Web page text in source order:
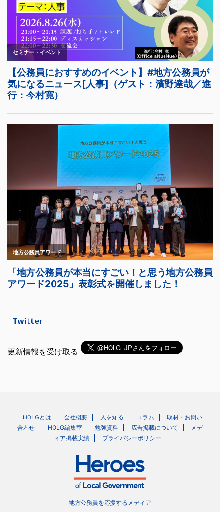
Twitter
更新情報を受け取る
HOLGとは 会社概要 人を知る コラム
取材・お問い
合わせ
HOLG編集室 勉強資料 広告掲載について
メデ
ィア掲載実績
プライバシーポリシー
地方公務員を応援するメディア